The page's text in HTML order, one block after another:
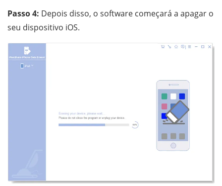
Passo 4: Depois disso, o software começará a apagar o
seu dispositivo iOS.